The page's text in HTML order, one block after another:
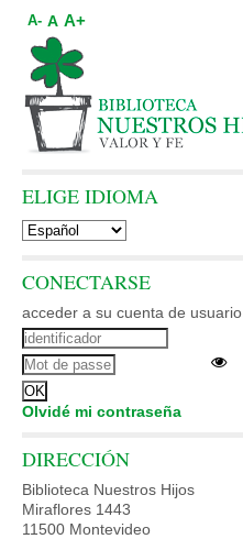
A- A A+
ELIGE IDIOMA
CONECTARSE
acceder a su cuenta de usuario
Olvidé mi contraseña
DIRECCIÓN
Biblioteca Nuestros Hijos
Miraflores 1443
11500 Montevideo